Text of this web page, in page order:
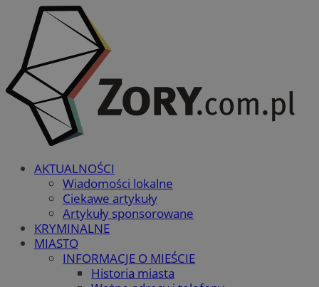
AKTUALNOŚCI
Wiadomości lokalne
Ciekawe artykuły
Artykuły sponsorowane
KRYMINALNE
MIASTO
INFORMACJE O MIEŚCIE
Historia miasta